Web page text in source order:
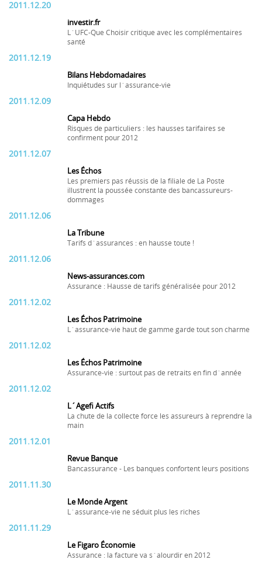
2011.12.20
investir.fr
L´UFC-Que Choisir critique avec les complémentaires
santé
2011.12.19
Bilans Hebdomadaires
Inquiétudes sur l´assurance-vie
2011.12.09
Capa Hebdo
Risques de particuliers : les hausses tarifaires se
confirment pour 2012
2011.12.07
Les Échos
Les premiers pas réussis de la filiale de La Poste
illustrent la poussée constante des bancassureurs-
dommages
2011.12.06
La Tribune
Tarifs d´assurances : en hausse toute !
2011.12.06
News-assurances.com
Assurance : Hausse de tarifs généralisée pour 2012
2011.12.02
Les Échos Patrimoine
L´assurance-vie haut de gamme garde tout son charme
2011.12.02
Les Échos Patrimoine
Assurance-vie : surtout pas de retraits en fin d´année
2011.12.02
L´Agefi Actifs
La chute de la collecte force les assureurs à reprendre la
main
2011.12.01
Revue Banque
Bancassurance - Les banques confortent leurs positions
2011.11.30
Le Monde Argent
L´assurance-vie ne séduit plus les riches
2011.11.29
Le Figaro Économie
Assurance : la facture va s´alourdir en 2012